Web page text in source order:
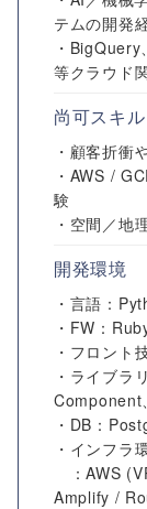
テムの開発
・
等クラウド
尚可スキル
・顧客折衝
・AWS /
験
・空間／地
開発環境
・言語：
・FW：
・フロン
・ライブラ
Component
・DB：
・インフラ
：AWS
Amplify /